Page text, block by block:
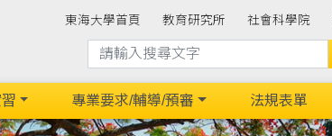
東海大學首頁 教育研究所 社會科學院
專業要求/輔導/預審 法規表單